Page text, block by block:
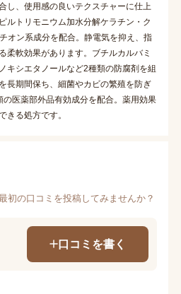
し、使用感の良いテクスチャーに仕上
ルトリモニウム加水分解ケラチン・ク
オン系成分を配合。静電気を抑え、指
柔軟効果があります。ブチルカルバミ
キシエタノールなど2種類の防腐剤を組
長期間保ち、細菌やカビの繁殖を防ぎ
の医薬部外品有効成分を配合。薬用効果
きる処方です。
初の口コミを投稿してみませんか？
口コミを書く